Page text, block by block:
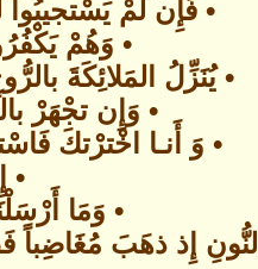
• فَإِن لَمْ يَسْتجيبُوا
• وَهُمْ
• يُنَزِّلُ المَلائِكَةَ
• وَإِن تجْهَرْ
• وَ أَنـا اخْترْتكَ
•
• وَمَا
إِذ ذهَبَ